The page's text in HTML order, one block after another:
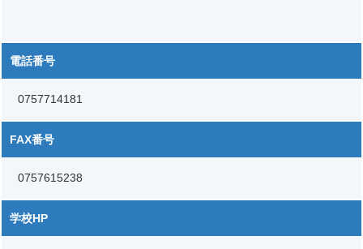
電話番号
0757714181
FAX番号
0757615238
学校HP